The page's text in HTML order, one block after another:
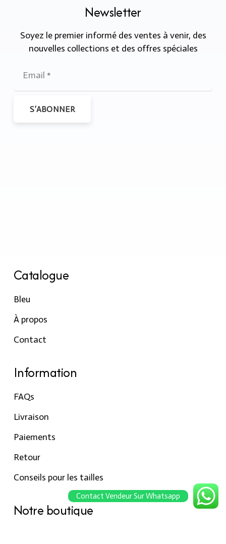
Newsletter
Soyez le premier informé des ventes à venir, des
nouvelles collections et des offres spéciales
S’ABONNER
Catalogue
Bleu
À propos
Contact
Information
FAQs
Livraison
Paiements
Retour
Conseils pour les tailles
Notre boutique
Contact Vendeur Sur Whatsapp